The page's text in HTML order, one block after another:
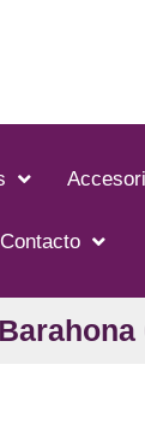
Contacto